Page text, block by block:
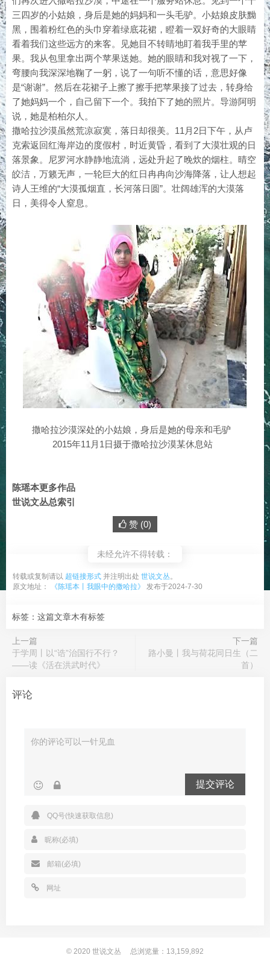
三四岁的小姑娘，身后是她的妈妈和一头毛驴。小姑娘皮肤黝
黑，围着粉红色的头巾穿着绿底花裙，瞪着一双好奇的大眼睛
看着我们这些远方的来客。见她目不转睛地盯着我手里的苹
果。我从包里拿出两个苹果送她。她的眼睛和我对视了一下，
弯腰向我深深地鞠了一躬，说了一句听不懂的话，意思好像
是“谢谢”。然后在花裙子上擦了擦手把苹果接了过去，转身给
了她妈妈一个，自己留下一个。我拍下了她的照片。导游阿明
说，她是柏柏尔人。
撒哈拉沙漠虽然荒凉寂寞，落日却很美。11月2日下午，从卢
克索返回红海岸边的度假村，时近黄昏，看到了大漠壮观的日
落景象。尼罗河水静静地流淌，远处升起了晚炊的烟柱。晴空
皎洁，万籁无声，一轮巨大的红日冉冉向沙海降落，让人想起
诗人王维的“大漠孤烟直，长河落日圆”。壮阔雄浑的大漠落
日，美得令人窒息。
撒哈拉沙漠深处的小姑娘，身后是她的母亲和毛驴
2015年11月1日摄于撒哈拉沙漠某休息站
陈瑶本更多作品
世说文丛总索引
赞 (0)
未经允许不得转载：
转载或复制请以 超链接形式 并注明出处 世说文丛。
原文地址：
《陈瑶本丨我眼中的撒哈拉》 发布于2024-7-30
标签：这篇文章木有标签
上一篇
于学周丨以“诰”治国行不行？
——读《活在洪武时代》
下一篇
路小曼丨我与荷花同日生（二
首）
评论
提交评论
© 2020 世说文丛 总浏览量：13,159,892